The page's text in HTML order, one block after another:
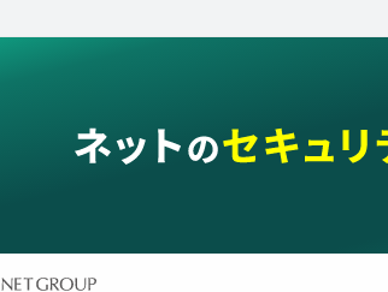
エレメ